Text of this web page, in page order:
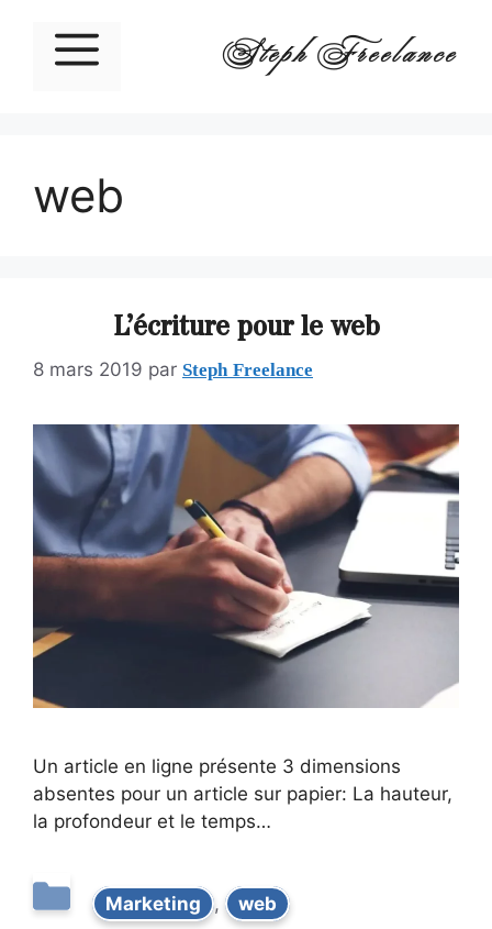
Steph Freelance
web
L’écriture pour le web
8 mars 2019 par Steph Freelance
Un article en ligne présente 3 dimensions
absentes pour un article sur papier: La hauteur,
la profondeur et le temps…
Marketing , web